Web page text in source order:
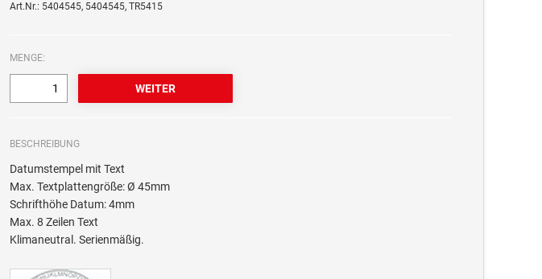
Art.Nr.: 5404545, 5404545, TR5415
MENGE:
BESCHREIBUNG
Datumstempel mit Text
Max. Textplattengröße: Ø 45mm
Schrifthöhe Datum: 4mm
Max. 8 Zeilen Text
Klimaneutral. Serienmäßig.